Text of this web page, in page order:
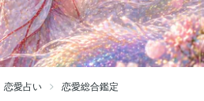
恋愛占い 恋愛総合鑑定